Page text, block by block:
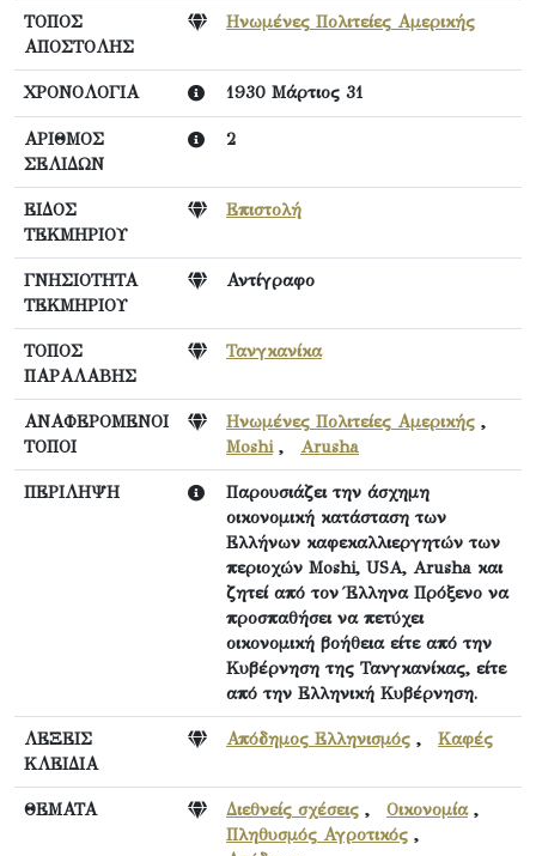
ΤΟΠΟΣ
ΑΠΟΣΤΟΛΗΣ
Ηνωμένες Πολιτείες Αμερικής
ΧΡΟΝΟΛΟΓΙΑ 1930 Μάρτιος 31
ΑΡΙΘΜΟΣ
ΣΕΛΙΔΩΝ
2
ΕΙΔΟΣ
ΤΕΚΜΗΡΙΟΥ
Επιστολή
ΓΝΗΣΙΟΤΗΤΑ
ΤΕΚΜΗΡΙΟΥ
Αντίγραφο
ΤΟΠΟΣ
ΠΑΡΑΛΑΒΗΣ
Τανγκανίκα
ΑΝΑΦΕΡΟΜΕΝΟΙ
ΤΟΠΟΙ
Ηνωμένες Πολιτείες Αμερικής ,
Moshi, Arusha
ΠΕΡΙΛΗΨΗ
Παρουσιάζει την άσχημη
οικονομική κατάσταση των
Ελλήνων καφεκαλλιεργητών των
περιοχών Moshi, USA, Arusha και
ζητεί από τον Έλληνα Πρόξενο να
προσπαθήσει να πετύχει
οικονομική βοήθεια είτε από την
Κυβέρνηση της Τανγκανίκας, είτε
από την Ελληνική Κυβέρνηση.
ΛΕΞΕΙΣ
ΚΛΕΙΔΙΑ
Απόδημος Ελληνισμός , Καφές
ΘΕΜΑΤΑ Διεθνείς σχέσεις , Οικονομία,
Πληθυσμός Αγροτικός ,